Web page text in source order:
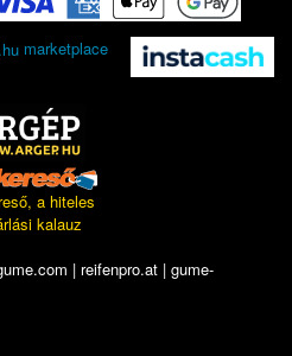
marketplace
a hiteles
kalauz
| reifenpro.at | gume-